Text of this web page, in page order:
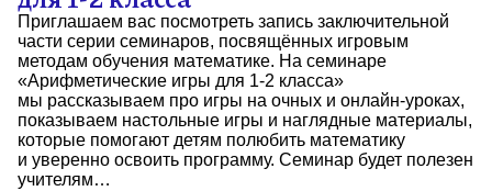
Приглашаем вас посмотреть запись заключительной
части серии семинаров, посвящённых игровым
методам обучения математике. На семинаре
«Арифметические игры для 1-2 класса»
мы рассказываем про игры на очных и онлайн-уроках,
показываем настольные игры и наглядные материалы,
которые помогают детям полюбить математику
и уверенно освоить программу. Семинар будет полезен
учителям…